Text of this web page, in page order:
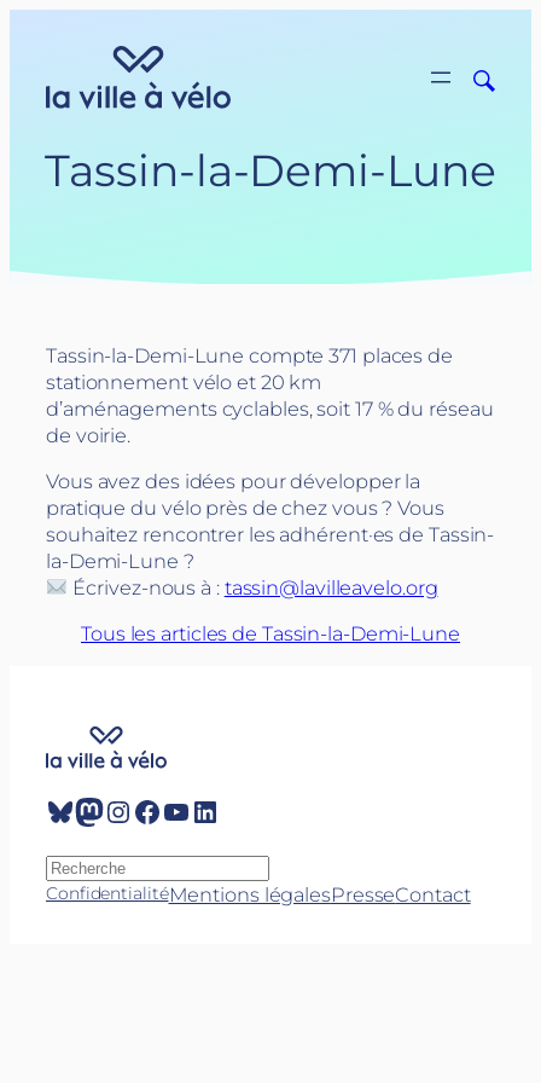
Tassin-la-Demi-Lune
Tassin-la-Demi-Lune compte 371 places de
stationnement vélo et 20 km
d’aménagements cyclables, soit 17 % du réseau
de voirie.
Vous avez des idées pour développer la
pratique du vélo près de chez vous ? Vous
souhaitez rencontrer les adhérent·es de Tassin-
la-Demi-Lune ?
Écrivez-nous à : tassin@lavilleavelo.org
Tous les articles de Tassin-la-Demi-Lune
Bluesky Mastodon InstagramFacebook YouTube LinkedIn
R
e
ConfidentialitéMentions légalesPresseContact